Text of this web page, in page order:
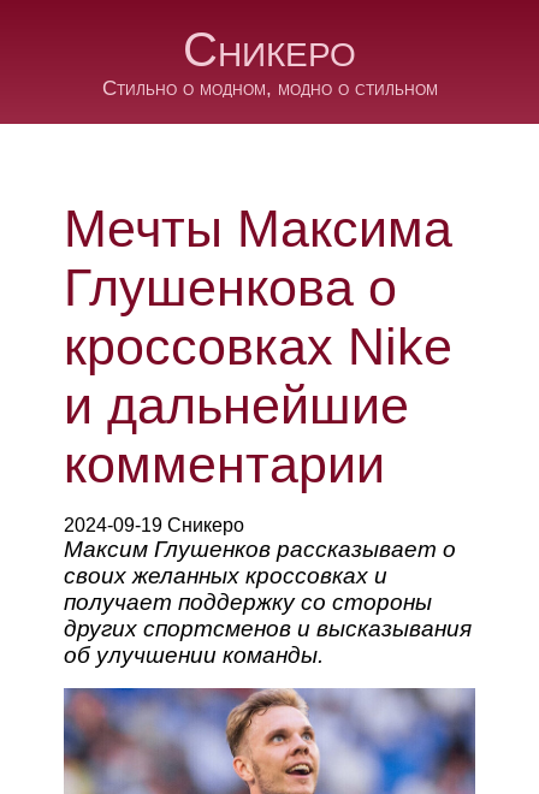
Сникеро
Стильно о модном, модно о стильном
Мечты Максима
Глушенкова о
кроссовках Nike
и дальнейшие
комментарии
2024-09-19 Сникеро
Максим Глушенков рассказывает о
своих желанных кроссовках и
получает поддержку со стороны
других спортсменов и высказывания
об улучшении команды.